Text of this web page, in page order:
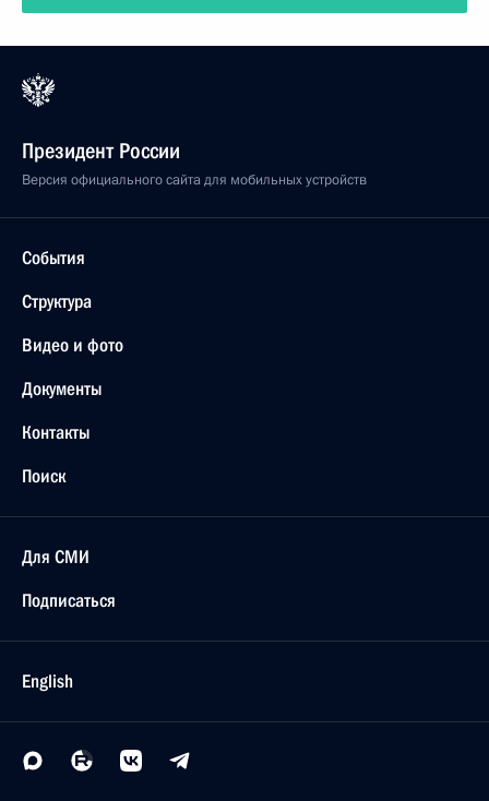
Президент России
Версия официального сайта для мобильных устройств
События
Структура
Видео и фото
Документы
Контакты
Поиск
Для СМИ
Подписаться
English